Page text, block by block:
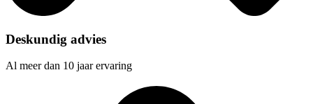
Deskundig advies
Al meer dan 10 jaar ervaring